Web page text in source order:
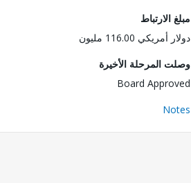
مبلغ الارتباط
دولار أمريكي 116.00 مليون
وصلت المرحلة الأخيرة
Board Approved
Notes